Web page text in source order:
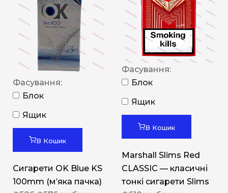
Фасування:
Блок
Ящик
В Кошик
Сигарети OK Blue KS
100mm (м’яка пачка)
Фасування:
Блок
Ящик
В Кошик
Marshall Slims Red
CLASSIC — класичні
тонкі сигарети Slims